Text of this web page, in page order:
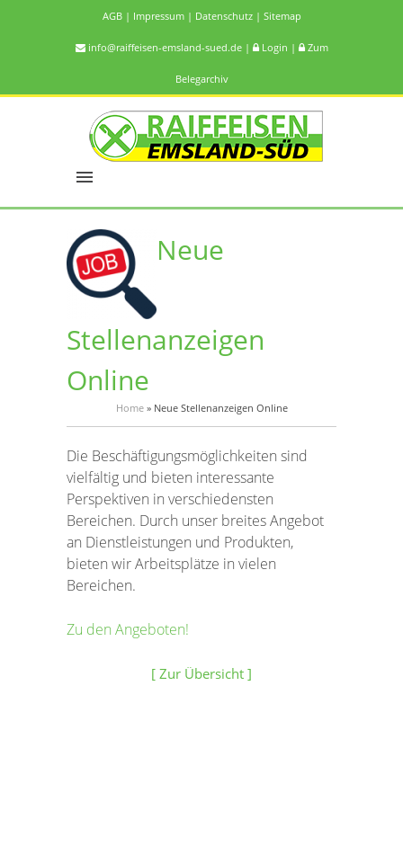
AGB| Impressum| Datenschutz| Sitemap
info@raiffeisen-emsland-sued.de| Login | Zum
Belegarchiv
Neue
Stellenanzeigen
Online
Home» Neue Stellenanzeigen Online
Die Beschäftigungsmöglichkeiten sind
vielfältig und bieten interessante
Perspektiven in verschiedensten
Bereichen. Durch unser breites Angebot
an Dienstleistungen und Produkten,
bieten wir Arbeitsplätze in vielen
Bereichen.
Zu den Angeboten!
[ Zur Übersicht ]